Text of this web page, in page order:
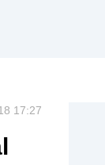
17:27